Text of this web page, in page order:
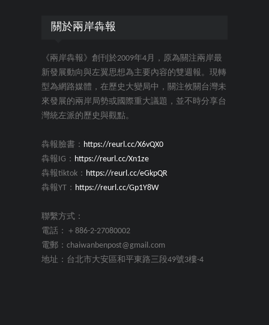
關於兩岸犇報
《兩岸犇報》創刊於2009年4月，原為關注兩岸最
新發展動向與左翼思想為主要內容的雙週報。現轉
型為網路媒體，在歷史大變局中，關注攸關台灣未
來發展的兩岸局勢或國際重大議題，並不時分享台
灣統左派的歷史與觀點。
犇報臉書： https://reurl.cc/X6vQX0
犇報IG： https://reurl.cc/Xn1ze
犇報tiktok： https://reurl.cc/eGkpQR
犇報YT： https://reurl.cc/Gp1Y8W
聯繫方式：
電話：＋886-2-27080002
電郵：chaiwanbenpost@gmail.com
地址：台北市大安區和平東路三段49號3樓-4